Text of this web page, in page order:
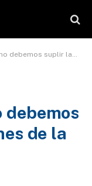
las obligaciones de la patronal
de la